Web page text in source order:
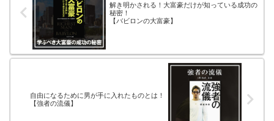
解き明かされる！大富豪だけが知っている成功の
秘密！
【バビロンの大富豪】
自由になるために男が手に入れたものとは！
【強者の流儀】